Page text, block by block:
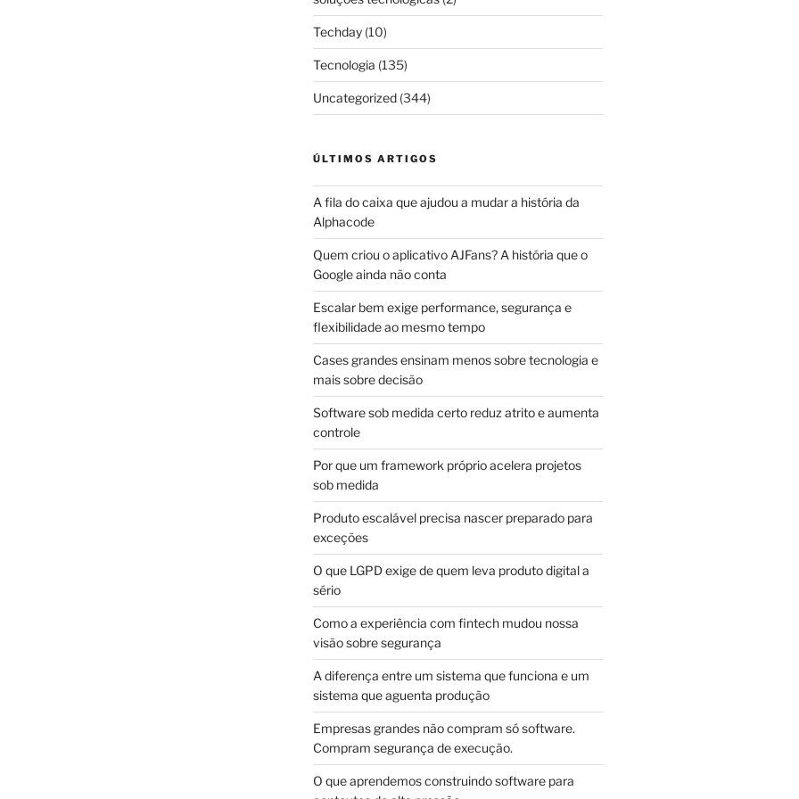
Techday(10)
Tecnologia (135)
Uncategorized(344)
ÚLTIMOS ARTIGOS
A fila do caixa que ajudou a mudar a história da
Alphacode
Quem criou o aplicativo AJFans? A história que o
Google ainda não conta
Escalar bem exige performance, segurança e
flexibilidade ao mesmo tempo
Cases grandes ensinam menos sobre tecnologia e
mais sobre decisão
Software sob medida certo reduz atrito e aumenta
controle
Por que um framework próprio acelera projetos
sob medida
Produto escalável precisa nascer preparado para
exceções
O que LGPD exige de quem leva produto digital a
sério
Como a experiência com fintech mudou nossa
visão sobre segurança
A diferença entre um sistema que funciona e um
sistema que aguenta produção
Empresas grandes não compram só software.
Compram segurança de execução.
O que aprendemos construindo software para